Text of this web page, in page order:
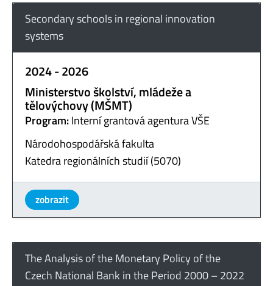
Secondary schools in regional innovation
systems
2024 - 2026
Ministerstvo školství, mládeže a
tělovýchovy (MŠMT)
Program:Interní grantová agentura VŠE
Národohospodářská fakulta
Katedra regionálních studií (5070)
zobrazit
The Analysis of the Monetary Policy of the
Czech National Bank in the Period 2000 – 2022